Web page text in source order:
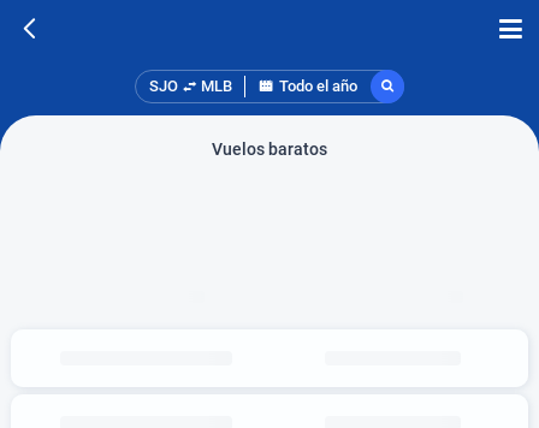
SJO MLB Todo el año
Vuelos baratos